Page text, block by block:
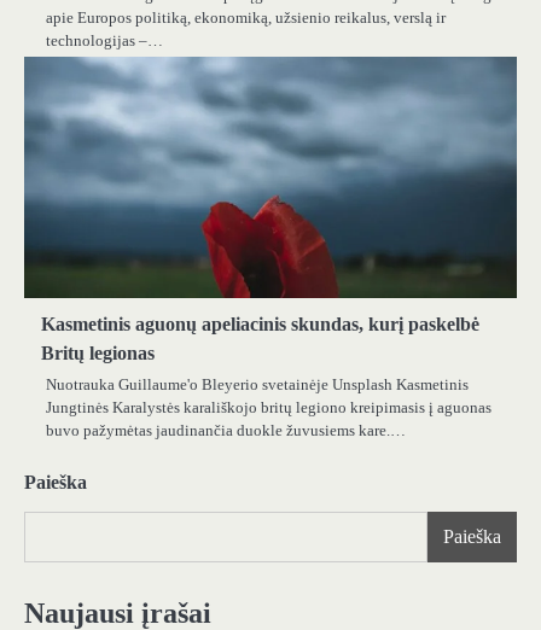
apie Europos politiką, ekonomiką, užsienio reikalus, verslą ir
technologijas –…
Kasmetinis aguonų apeliacinis skundas, kurį paskelbė
Britų legionas
Nuotrauka Guillaume'o Bleyerio svetainėje Unsplash Kasmetinis
Jungtinės Karalystės karališkojo britų legiono kreipimasis į aguonas
buvo pažymėtas jaudinančia duokle žuvusiems kare.…
Paieška
Paieška
Naujausi įrašai